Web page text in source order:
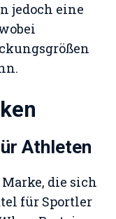
jedoch eine
Athleten
die sich
für Sportler